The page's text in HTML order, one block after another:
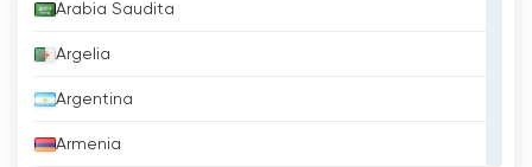
Arabia Saudita
Argelia
Argentina
Armenia